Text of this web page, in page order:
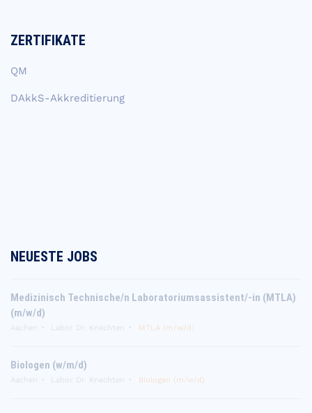
ZERTIFIKATE
QM
DAkkS-Akkreditierung
NEUESTE JOBS
Medizinisch Technische/n Laboratoriumsassistent/-in (MTLA)
(m/w/d)
Aachen Labor Dr. Knechten MTLA (m/w/d)
Biologen (w/m/d)
Aachen Labor Dr. Knechten Biologen (m/w/d)